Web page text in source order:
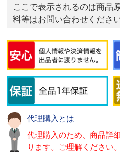
ここで表示されるのは商品
料等はお問い合わせくださ
代理購入とは
代理購入のため、商品詳
ります。ご理解ください。